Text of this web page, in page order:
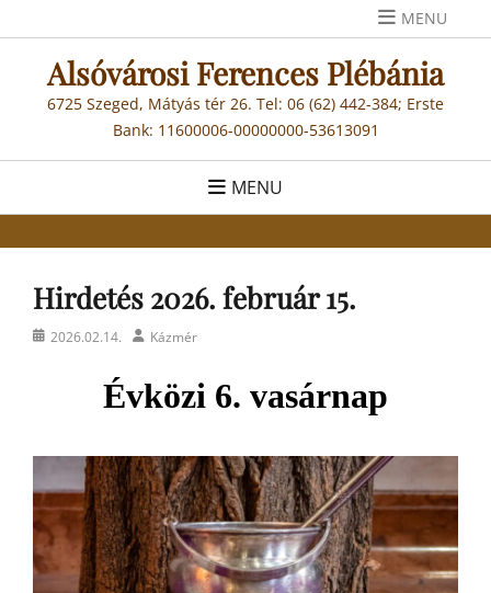
to
content
MENU
Alsóvárosi Ferences Plébánia
6725 Szeged, Mátyás tér 26. Tel: 06 (62) 442-384; Erste
Bank: 11600006-00000000-53613091
MENU
Hirdetés 2026. február 15.
Posted2026.02.14. AuthorKázmér
Évközi 6. vasárnap